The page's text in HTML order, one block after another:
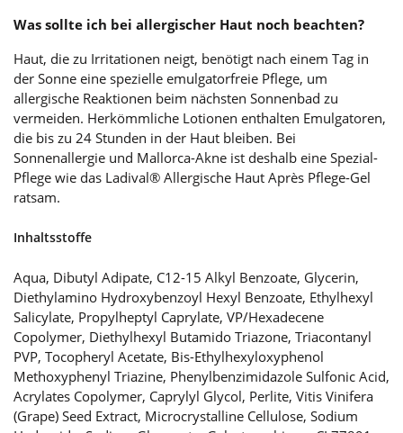
Was sollte ich bei allergischer Haut noch beachten?
Haut, die zu Irritationen neigt, benötigt nach einem Tag in
der Sonne eine spezielle emulgatorfreie Pflege, um
allergische Reaktionen beim nächsten Sonnenbad zu
vermeiden. Herkömmliche Lotionen enthalten Emulgatoren,
die bis zu 24 Stunden in der Haut bleiben. Bei
Sonnenallergie und Mallorca-Akne ist deshalb eine Spezial-
Pflege wie das Ladival® Allergische Haut Après Pflege-Gel
ratsam.
Inhaltsstoffe
Aqua, Dibutyl Adipate, C12-15 Alkyl Benzoate, Glycerin,
Diethylamino Hydroxybenzoyl Hexyl Benzoate, Ethylhexyl
Salicylate, Propylheptyl Caprylate, VP/Hexadecene
Copolymer, Diethylhexyl Butamido Triazone, Triacontanyl
PVP, Tocopheryl Acetate, Bis-Ethylhexyloxyphenol
Methoxyphenyl Triazine, Phenylbenzimidazole Sulfonic Acid,
Acrylates Copolymer, Caprylyl Glycol, Perlite, Vitis Vinifera
(Grape) Seed Extract, Microcrystalline Cellulose, Sodium